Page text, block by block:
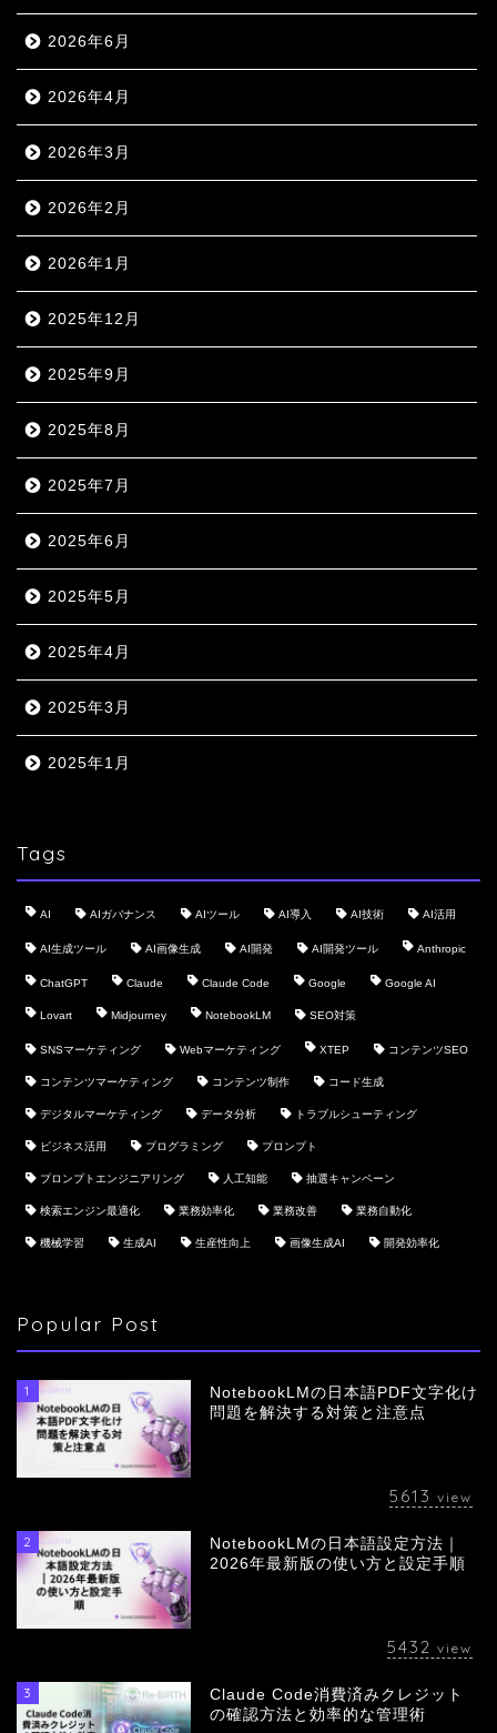
2026年6月
2026年4月
2026年3月
2026年2月
2026年1月
2025年12月
2025年9月
2025年8月
2025年7月
2025年6月
2025年5月
2025年4月
2025年3月
2025年1月
Tags
AI AIガバナンス AIツール AI導入 AI技術 AI活用
AI生成ツール AI画像生成 AI開発 AI開発ツール Anthropic
ChatGPT Claude Claude Code Google Google AI
Lovart Midjourney NotebookLM SEO対策
SNSマーケティング Webマーケティング XTEP コンテンツSEO
コンテンツマーケティング コンテンツ制作 コード生成
デジタルマーケティング データ分析 トラブルシューティング
ビジネス活用 プログラミング プロンプト
プロンプトエンジニアリング 人工知能 抽選キャンペーン
検索エンジン最適化 業務効率化 業務改善 業務自動化
機械学習 生成AI 生産性向上 画像生成AI 開発効率化
Popular Post
1
NotebookLMの日本語PDF文字化け
問題を解決する対策と注意点
5613 view
2
NotebookLMの日本語設定方法｜
2026年最新版の使い方と設定手順
5432 view
3
Claude Code消費済みクレジット
の確認方法と効率的な管理術
会社概要
採用情報